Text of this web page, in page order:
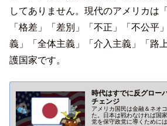
してありません。現代のアメリカは
「格差」「差別」「不正」「不公平
義」「全体主義」「介入主義」「路
護国家です。
時代はすでに反グロー
チェンジ
アメリカ国民は金融＆ネオ
た。日本は戦わなければ国
党を保守政党に導くために